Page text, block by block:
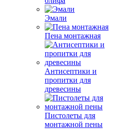
Эмали
Пена монтажная
Антисептики и
пропитки для
древесины
Пистолеты для
монтажной пены